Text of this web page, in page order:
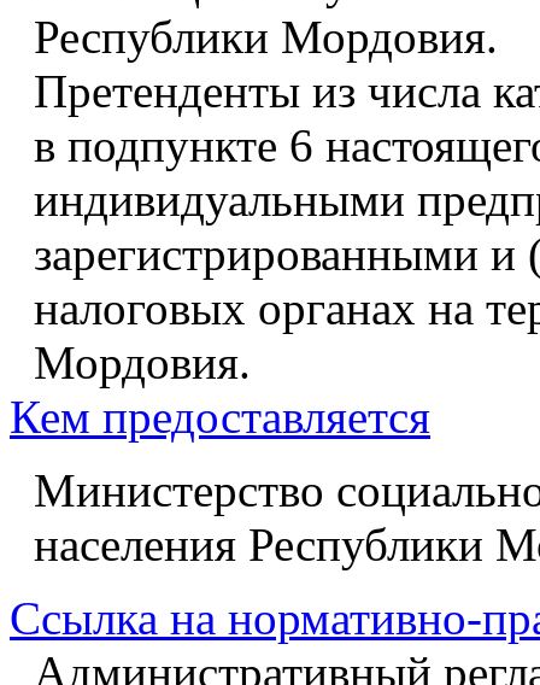
Республики Мордовия.
Претенденты из числа
в подпункте 6
индивидуальными
зарегистрированными
налоговых органах на
Мордовия.
Кем предоставляется
Министерство
населения Республики
Ссылка на нормативно-
Административный